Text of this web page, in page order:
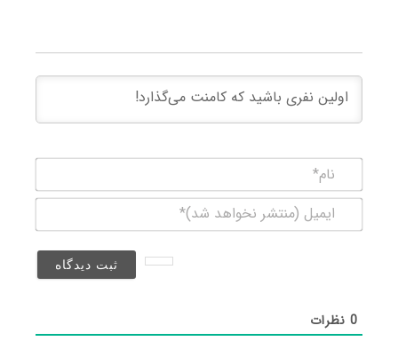
(منتشر
0نظرات